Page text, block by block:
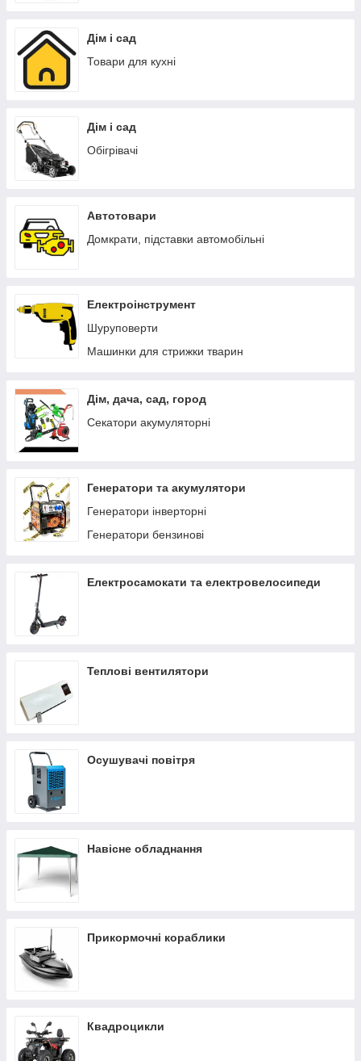
Дім і сад
Товари для кухні
Дім і сад
Обігрівачі
Автотовари
Домкрати, підставки автомобільні
Електроінструмент
Шуруповерти
Машинки для стрижки тварин
Дім, дача, сад, город
Секатори акумуляторні
Генератори та акумулятори
Генератори інверторні
Генератори бензинові
Електросамокати та електровелосипеди
Теплові вентилятори
Осушувачі повітря
Навісне обладнання
Прикормочні кораблики
Квадроцикли